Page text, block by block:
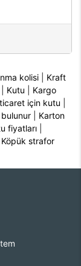
kolisi
Kraft
Kutu
Kargo
için kutu
Karton
fiyatları
Köpük strafor